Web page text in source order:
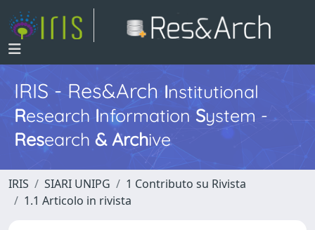
IRIS - Res&ArchInstitutional
Research InformationSystem -
Research & Archive
IRIS SIARI UNIPG
1 Contributo su Rivista
1.1 Articolo in rivista